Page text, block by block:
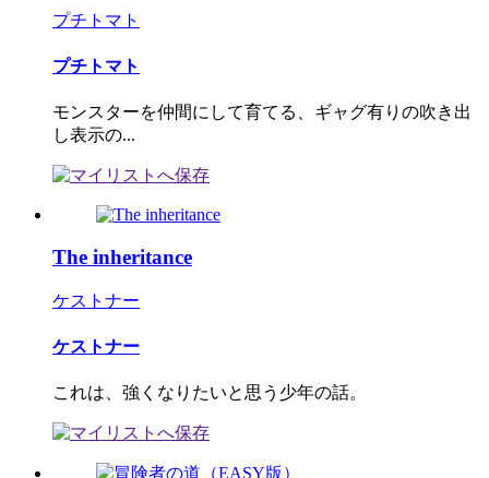
プチトマト
プチトマト
モンスターを仲間にして育てる、ギャグ有りの吹き出
し表示の...
The inheritance
ケストナー
ケストナー
これは、強くなりたいと思う少年の話。